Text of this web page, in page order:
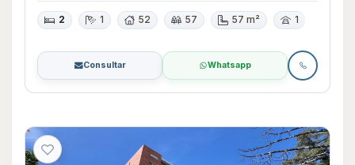
2 1 52 57 57 m² 1
Consultar Whatsapp